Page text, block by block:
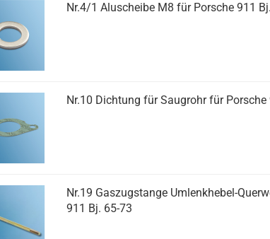
Nr.4/1 Aluscheibe M8 für Porsche 911
Nr.10 Dichtung für Saugrohr für Porsche
Nr.19 Gaszugstange Umlenkhebel-
911 Bj. 65-73